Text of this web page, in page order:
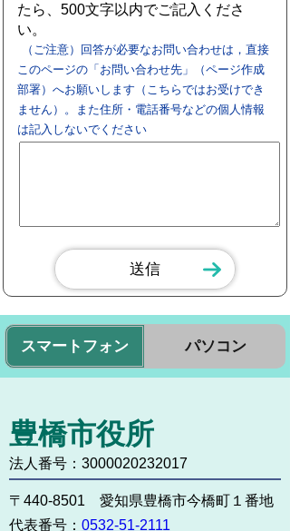
たら、500文字以内でご記入くださ
い。
（ご注意）回答が必要なお問い合わせは，直接
このページの「お問い合わせ先」（ページ作成
部署）へお願いします（こちらではお受けでき
ません）。また住所・電話番号などの個人情報
は記入しないでください
スマートフォン パソコン
豊橋市役所
法人番号：3000020232017
〒440-8501 愛知県豊橋市今橋町１番地
代表番号： 0532-51-2111